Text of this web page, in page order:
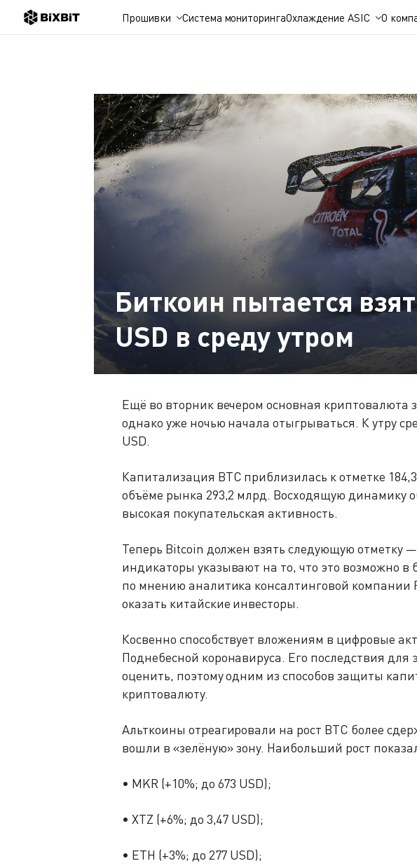
Прошивки Система мониторингаОхлаждение ASIC О
Биткоин пытается
USD в среду утром
Ещё во вторник вечером основная криптовалюта
однако уже ночью начала отыгрываться. К утру
USD.
Капитализация BTC приблизилась к отметке
объёме рынка 293,2 млрд. Восходящую динамику
высокая покупательская активность.
Теперь Bitcoin должен взять следующую отметку —
индикаторы указывают на то, что это возможно
по мнению аналитика консалтинговой компании
оказать китайские инвесторы.
Косвенно способствует вложениям в цифровые
Поднебесной коронавируса. Его последствия
оценить, поэтому одним из способов защиты
криптовалюту.
Альткоины отреагировали на рост BTC более
вошли в «зелёную» зону. Наибольший рост
• MKR (+10%; до 673 USD);
• XTZ (+6%; до 3,47 USD);
• ETH (+3%; до 277 USD);